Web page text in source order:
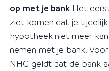
op met je bank Het
ziet komen dat je
hypotheek niet meer
nemen met je bank.
NHG geldt dat de bank